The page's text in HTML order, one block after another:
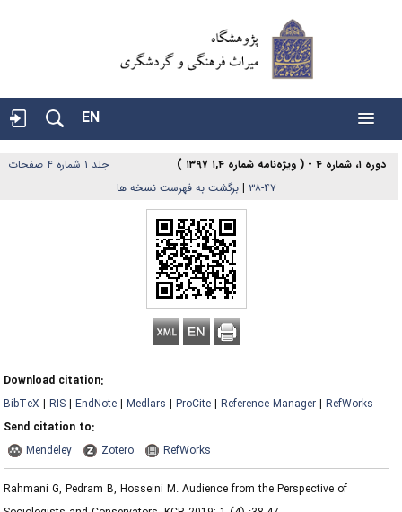
EN
دوره ۱، شماره ۴ - ( ویژه‌نامه شماره ۱,۴ ۱۳۹۷ )
جلد ۱ شماره ۴ صفحات
۴۷-۳۸
| برگشت به فهرست نسخه ها
Download citation:
BibTeX |RIS |EndNote |Medlars |ProCite |Reference Manager |RefWorks
Send citation to:
Mendeley
Zotero RefWorks
Rahmani G, Pedram B, Hosseini M. Audience from the Perspective of